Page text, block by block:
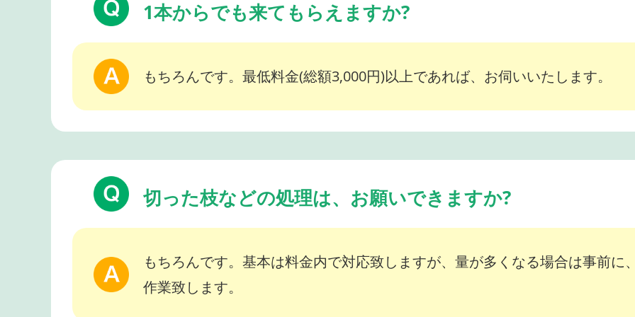
1本からでも来てもらえますか?
もちろんです。最低料金(総額3,000円)以上であれば、お伺いいたします。
切った枝などの処理は、お願いできますか?
もちろんです。基本は料金内で対応致しますが、量が多くなる場合は事前に
作業致します。